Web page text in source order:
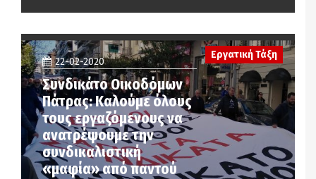
22-02-2020
Συνδικάτο Οικοδόμων
Πάτρας: Καλούμε όλους
τους εργαζόμενους να
ανατρέψουμε την
συνδικαλιστική
«μαφία» από παντού
Εργατική Τάξη